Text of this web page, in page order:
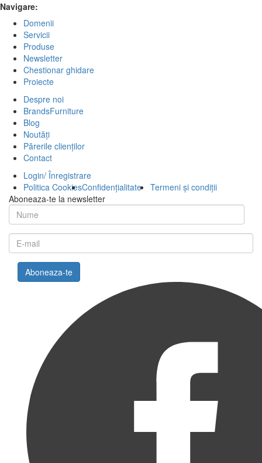
Navigare:
Domenii
Servicii
Produse
Newsletter
Chestionar ghidare
Proiecte
Despre noi
BrandsFurniture
Blog
Noutăți
Părerile clienților
Contact
Login/ Înregistrare
Politica CookiesConfidențialitate
Termeni și condiții
Aboneaza-te la newsletter
Aboneaza-te